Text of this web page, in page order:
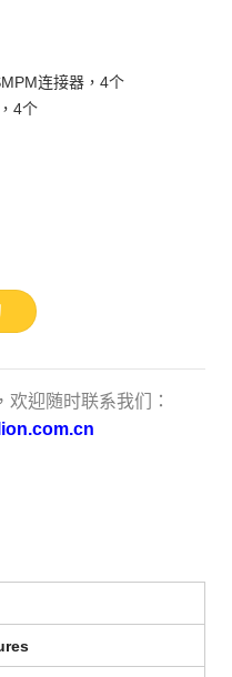
连接器，4个
4个
迎随时联系我们：